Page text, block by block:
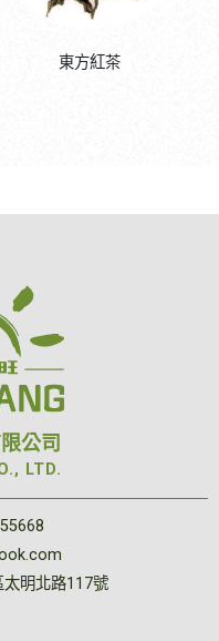
東方紅茶
公司
LTD.
明北路117號